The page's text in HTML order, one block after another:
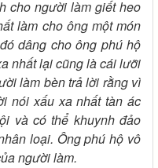
cho người làm giết heo
làm cho ông một món
dâng cho ông phú hộ
nhất lại cũng là cái lưỡi
làm bèn trả lời rằng vì
nói xấu xa nhất tàn ác
và có thể khuynh đảo
loại. Ông phú hộ vô
người làm.